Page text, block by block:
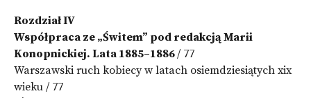
Rozdział IV
Współpraca ze „Świtem” pod redakcją Marii
Konopnickiej. Lata 1885–1886/ 77
Warszawski ruch kobiecy w latach osiemdziesiątych xix
wieku / 77